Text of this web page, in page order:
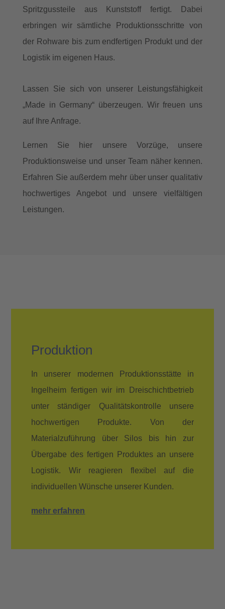
Spritzgussteile aus Kunststoff fertigt. Dabei
erbringen wir sämtliche Produktionsschritte von
der Rohware bis zum endfertigen Produkt und der
Logistik im eigenen Haus.
Lassen Sie sich von unserer Leistungsfähigkeit
„Made in Germany“ überzeugen. Wir freuen uns
auf Ihre Anfrage.
Lernen Sie hier unsere Vorzüge, unsere
Produktionsweise und unser Team näher kennen.
Erfahren Sie außerdem mehr über unser qualitativ
hochwertiges Angebot und unsere vielfältigen
Leistungen.
Produktion
In unserer modernen Produktionsstätte in
Ingelheim fertigen wir im Dreischichtbetrieb
unter ständiger Qualitätskontrolle unsere
hochwertigen Produkte. Von der
Materialzuführung über Silos bis hin zur
Übergabe des fertigen Produktes an unsere
Logistik. Wir reagieren flexibel auf die
individuellen Wünsche unserer Kunden.
mehr erfahren